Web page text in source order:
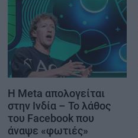
Η Meta απολογείται
στην Ινδία – Το λάθος
του Facebook που
άναψε «φωτιές»